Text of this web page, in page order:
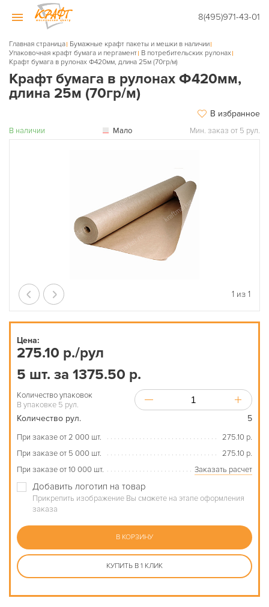
8(495)971-43-01
Главная страница Бумажные крафт пакеты и мешки в наличии
Упаковочная крафт бумага и пергамент В потребительских рулонах
Крафт бумага в рулонах Ф420мм, длина 25м (70гр/м)
Крафт бумага в рулонах Ф420мм,
длина 25м (70гр/м)
В избранное
В наличии Мало Мин. заказ от 5 рул.
1 из 1
Цена:
275.10 р./рул
5 шт. за 1375.50 р.
Количество упаковок
В упаковке 5 рул.
Количество рул. 5
При заказе от 2 000 шт.
275.10 р.
При заказе от 5 000 шт.
275.10 р.
При заказе от 10 000 шт.
Заказать расчет
Добавить логотип на товар
Прикрепить изображение Вы сможете на этапе оформления
заказа
В КОРЗИНУ
КУПИТЬ В 1 КЛИК